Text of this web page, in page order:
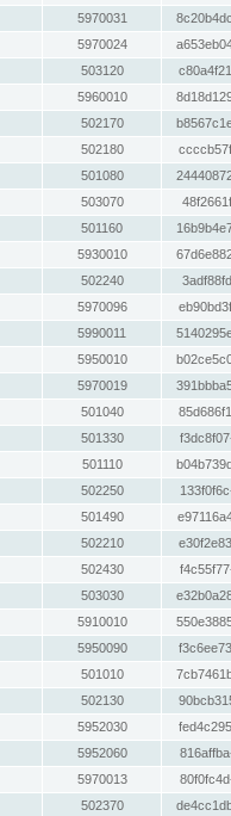
5970031
5970024
503120
5960010
502170
502180
501080
503070
501160
5930010
502240
5970096
5990011
5950010
5970019
501040
501330
501110
502250
501490
502210
502430
503030
5910010
5950090
501010
502130
5952030
5952060
5970013
502370